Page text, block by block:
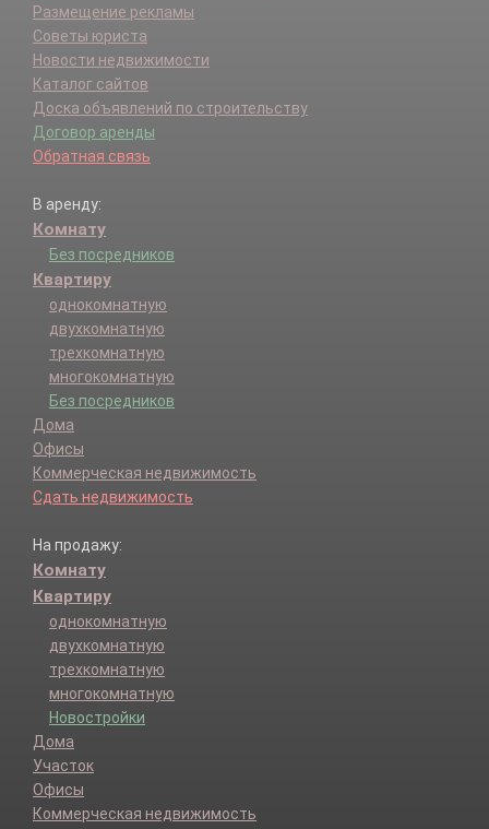
Размещение рекламы
Советы юриста
Новости недвижимости
Каталог сайтов
Доска объявлений по строительству
Договор аренды
Обратная связь
В аренду:
Комнату
Без посредников
Квартиру
однокомнатную
двухкомнатную
трехкомнатную
многокомнатную
Без посредников
Дома
Офисы
Коммерческая недвижимость
Сдать недвижимость
На продажу:
Комнату
Квартиру
однокомнатную
двухкомнатную
трехкомнатную
многокомнатную
Новостройки
Дома
Участок
Офисы
Коммерческая недвижимость